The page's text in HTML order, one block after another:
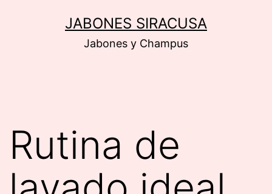
JABONES SIRACUSA
Jabones y Champus
Rutina de